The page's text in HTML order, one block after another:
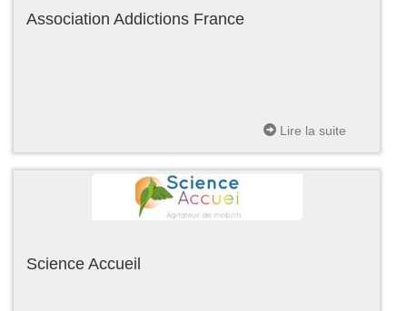
Association Addictions France
Lire la suite
Science Accueil